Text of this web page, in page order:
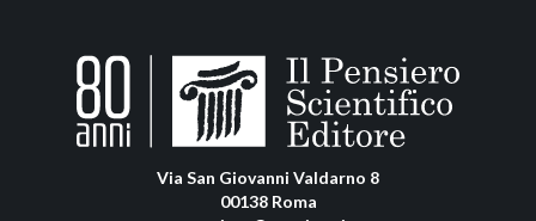
Via San Giovanni Valdarno 8
00138 Roma